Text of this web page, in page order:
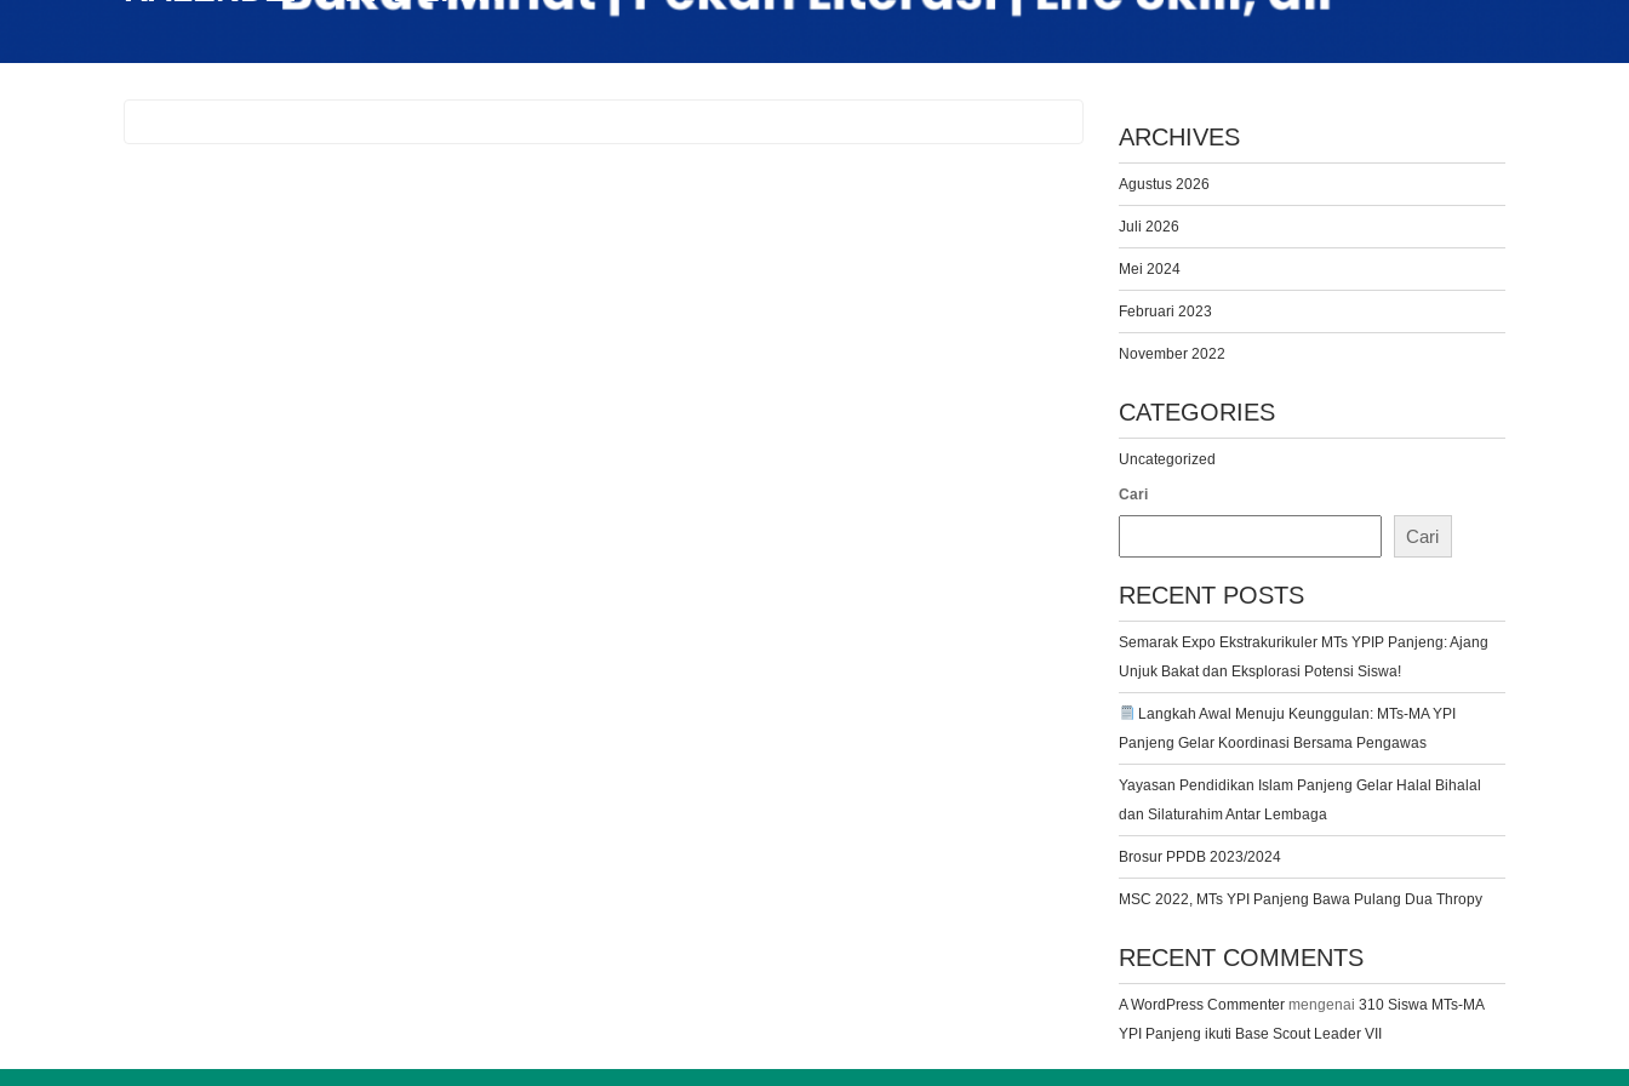
ARCHIVES
Agustus 2026
Juli 2026
Mei 2024
Februari 2023
November 2022
CATEGORIES
Uncategorized
Cari
Cari
RECENT POSTS
Semarak Expo Ekstrakurikuler MTs YPIP Panjeng: Ajang
Unjuk Bakat dan Eksplorasi Potensi Siswa!
Langkah Awal Menuju Keunggulan: MTs-MA YPI
Panjeng Gelar Koordinasi Bersama Pengawas
Yayasan Pendidikan Islam Panjeng Gelar Halal Bihalal
dan Silaturahim Antar Lembaga
Brosur PPDB 2023/2024
MSC 2022, MTs YPI Panjeng Bawa Pulang Dua Thropy
RECENT COMMENTS
A WordPress Commentermengenai 310 Siswa MTs-MA
YPI Panjeng ikuti Base Scout Leader VII